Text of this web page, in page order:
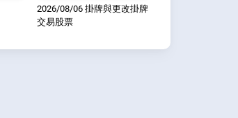
2026/08/06 掛牌與更改掛牌
交易股票